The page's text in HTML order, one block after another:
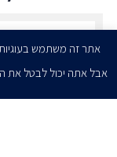
אני מאשר/ת בזאת
הודעות והזמנות
אתר זה משתמש
אבל אתה יכול לבטל